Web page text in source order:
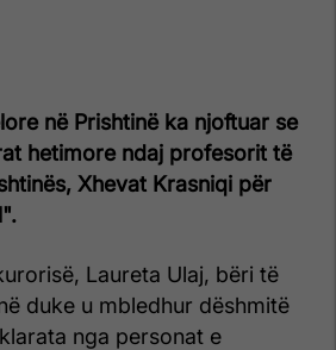
në Prishtinë ka njoftuar se
hetimore ndaj profesorit të
Xhevat Krasniqi për
Laureta Ulaj, bëri të
duke u mbledhur dëshmitë
nga personat e